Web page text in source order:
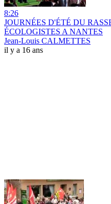
8:26
JOURNÉES D'ÉTÉ DU
ÉCOLOGISTES A NANTES
Jean-Louis CALMETTES
il y a 16 ans